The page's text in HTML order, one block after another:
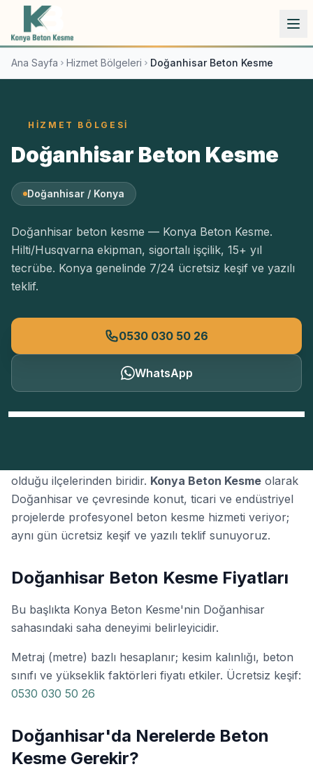
İçeriğe atla
Ana Sayfa Hizmet Bölgeleri Doğanhisar Beton Kesme
HIZMET BÖLGESI
Doğanhisar Beton Kesme
Doğanhisar / Konya
Doğanhisar beton kesme — Konya Beton Kesme.
Hilti/Husqvarna ekipman, sigortalı işçilik, 15+ yıl
tecrübe. Konya genelinde 7/24 ücretsiz keşif ve yazılı
teklif.
0530 030 50 26
WhatsApp
olduğu ilçelerinden biridir. Konya Beton Kesme olarak
Doğanhisar ve çevresinde konut, ticari ve endüstriyel
projelerde profesyonel beton kesme hizmeti veriyor;
aynı gün ücretsiz keşif ve yazılı teklif sunuyoruz.
Doğanhisar Beton Kesme Fiyatları
Bu başlıkta Konya Beton Kesme'nin Doğanhisar
sahasındaki saha deneyimi belirleyicidir.
Metraj (metre) bazlı hesaplanır; kesim kalınlığı, beton
sınıfı ve yükseklik faktörleri fiyatı etkiler. Ücretsiz keşif:
0530 030 50 26
Doğanhisar'da Nerelerde Beton
Kesme Gerekir?